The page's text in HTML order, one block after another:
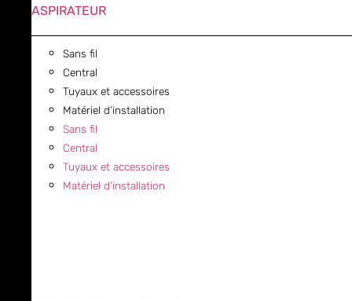
ASPIRATEUR
Sans fil
Central
Tuyaux et accessoires
Matériel d’installation
Sans fil
Central
Tuyaux et accessoires
Matériel d’installation